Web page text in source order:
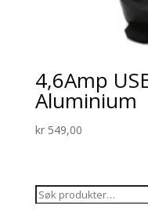
4,6Amp
Aluminium
kr549,00
Søk